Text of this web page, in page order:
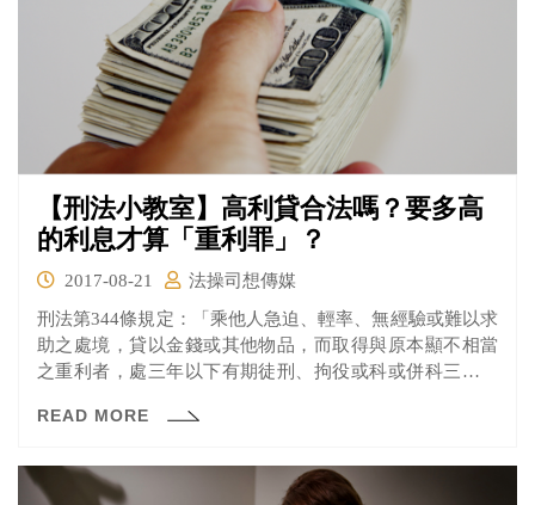
【刑法小教室】高利貸合法嗎？要多高
的利息才算「重利罪」？
2017-08-21
法操司想傳媒
刑法第344條規定：「乘他人急迫、輕率、無經驗或難以求
助之處境，貸以金錢或其他物品，而取得與原本顯不相當
之重利者，處三年以下有期徒刑、拘役或科或併科三十萬
READ MORE